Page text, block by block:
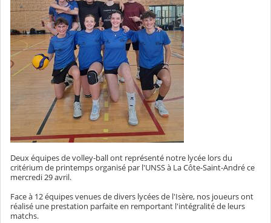
Deux équipes de volley-ball ont représenté notre lycée lors du
critérium de printemps organisé par l'UNSS à La Côte-Saint-André ce
mercredi 29 avril.
Face à 12 équipes venues de divers lycées de l'Isère, nos joueurs ont
réalisé une prestation parfaite en remportant l'intégralité de leurs
matchs.